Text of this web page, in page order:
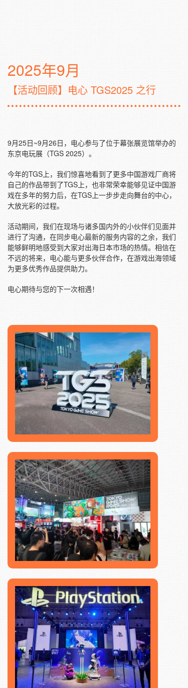
2025年9月
【活动回顾】电心 TGS2025 之行
9月25日~9月26日，电心参与了位于幕张展览馆举办的
东京电玩展（TGS 2025）。
今年的TGS上，我们惊喜地看到了更多中国游戏厂商将
自己的作品带到了TGS上，也非常荣幸能够见证中国游
戏在多年的努力后，在TGS上一步步走向舞台的中心，
大放光彩的过程。
活动期间，我们在现场与诸多国内外的小伙伴们见面并
进行了沟通，在同步电心最新的服务内容的之余，我们
能够鲜明地感受到大家对出海日本市场的热情。相信在
不远的将来，电心能与更多伙伴合作，在游戏出海领域
为更多优秀作品提供助力。
电心期待与您的下一次相遇！